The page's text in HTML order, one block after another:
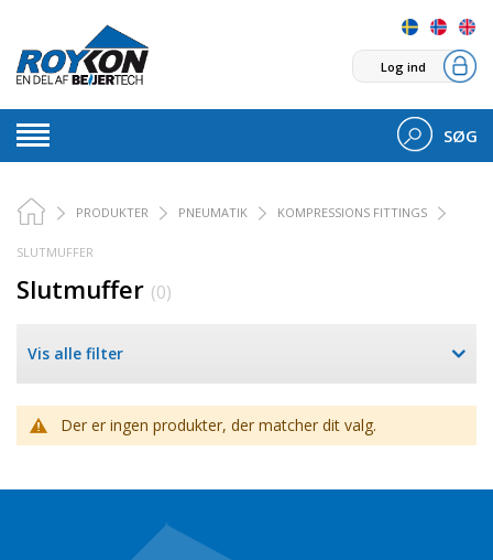
Log ind
SØG
PRODUKTER PNEUMATIK KOMPRESSIONS FITTINGS
SLUTMUFFER
Slutmuffer (0)
Vis alle filter
Der er ingen produkter, der matcher dit valg.